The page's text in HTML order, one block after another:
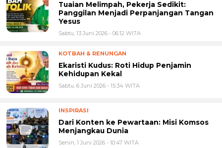
Tuaian Melimpah, Pekerja Sedikit:
Panggilan Menjadi Perpanjangan Tangan
Yesus
Sabtu, 13 Juni 2026 - 06:12 WITA
KOTBAH & RENUNGAN
Ekaristi Kudus: Roti Hidup Penjamin
Kehidupan Kekal
Sabtu, 6 Juni 2026 - 15:34 WITA
INSPIRASI
Dari Konten ke Pewartaan: Misi Komsos
Menjangkau Dunia
Senin, 1 Juni 2026 - 10:47 WITA